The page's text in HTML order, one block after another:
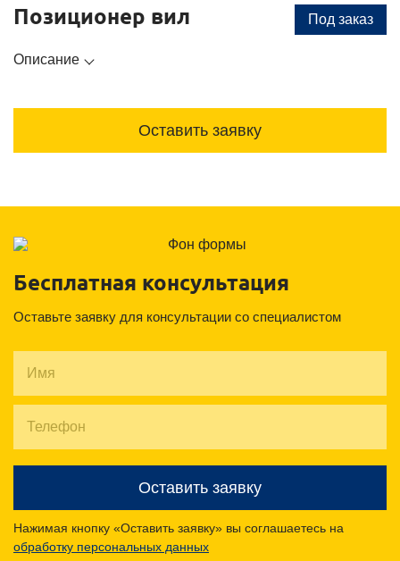
Под заказ
Позиционер вил
Описание
Оставить заявку
Бесплатная консультация
Оставьте заявку для консультации со специалистом
Оставить заявку
Нажимая кнопку «Оставить заявку» вы соглашаетесь на
обработку персональных данных